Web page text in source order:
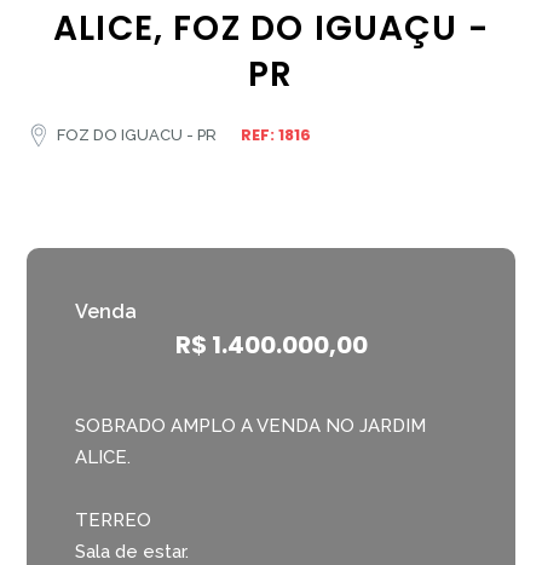
ALICE, FOZ DO IGUAÇU -
PR
FOZ DO IGUACU - PR REF: 1816
Venda
R$ 1.400.000,00
SOBRADO AMPLO A VENDA NO JARDIM
ALICE.
TERREO
Sala de estar.